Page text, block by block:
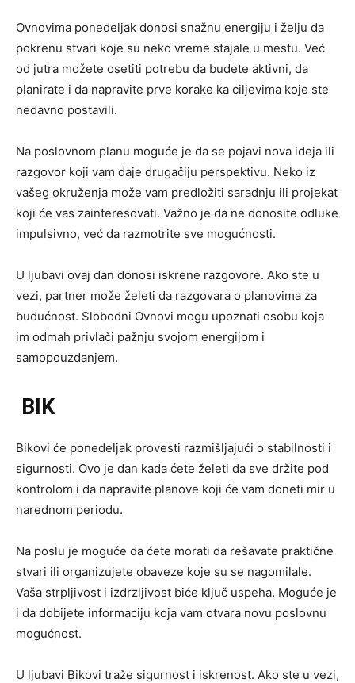
Ovnovima ponedeljak donosi snažnu energiju i želju da
pokrenu stvari koje su neko vreme stajale u mestu. Već
od jutra možete osetiti potrebu da budete aktivni, da
planirate i da napravite prve korake ka ciljevima koje ste
nedavno postavili.
Na poslovnom planu moguće je da se pojavi nova ideja ili
razgovor koji vam daje drugačiju perspektivu. Neko iz
vašeg okruženja može vam predložiti saradnju ili projekat
koji će vas zainteresovati. Važno je da ne donosite odluke
impulsivno, već da razmotrite sve mogućnosti.
U ljubavi ovaj dan donosi iskrene razgovore. Ako ste u
vezi, partner može želeti da razgovara o planovima za
budućnost. Slobodni Ovnovi mogu upoznati osobu koja
im odmah privlači pažnju svojom energijom i
samopouzdanjem.
BIK
Bikovi će ponedeljak provesti razmišljajući o stabilnosti i
sigurnosti. Ovo je dan kada ćete želeti da sve držite pod
kontrolom i da napravite planove koji će vam doneti mir u
narednom periodu.
Na poslu je moguće da ćete morati da rešavate praktične
stvari ili organizujete obaveze koje su se nagomilale.
Vaša strpljivost i izdrzljivost biće ključ uspeha. Moguće je
i da dobijete informaciju koja vam otvara novu poslovnu
mogućnost.
U ljubavi Bikovi traže sigurnost i iskrenost. Ako ste u vezi,